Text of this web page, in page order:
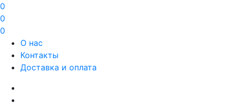
0
0
0
О нас
Контакты
Доставка и оплата